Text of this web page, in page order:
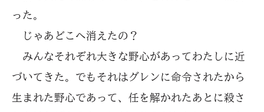
った。
じゃあどこへ消えたの？
みんなそれぞれ大きな野心があってわたしに近
づいてきた。でもそれはグレンに命令されたから
生まれた野心であって、任を解かれたあとに殺さ